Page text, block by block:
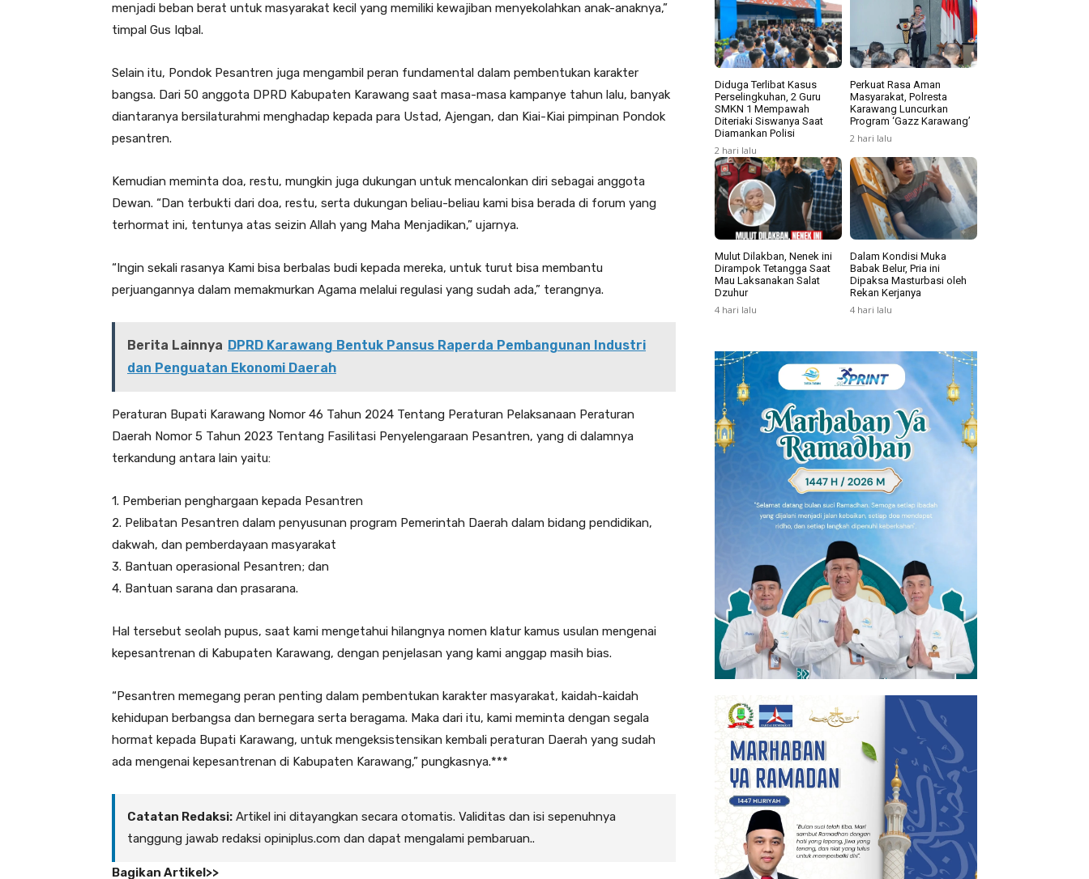
menjadi beban berat untuk masyarakat kecil yang memiliki kewajiban menyekolahkan anak-anaknya,”
timpal Gus Iqbal.
Selain itu, Pondok Pesantren juga mengambil peran fundamental dalam pembentukan karakter
bangsa. Dari 50 anggota DPRD Kabupaten Karawang saat masa-masa kampanye tahun lalu, banyak
diantaranya bersilaturahmi menghadap kepada para Ustad, Ajengan, dan Kiai-Kiai pimpinan Pondok
pesantren.
Kemudian meminta doa, restu, mungkin juga dukungan untuk mencalonkan diri sebagai anggota
Dewan. “Dan terbukti dari doa, restu, serta dukungan beliau-beliau kami bisa berada di forum yang
terhormat ini, tentunya atas seizin Allah yang Maha Menjadikan,” ujarnya.
“Ingin sekali rasanya Kami bisa berbalas budi kepada mereka, untuk turut bisa membantu
perjuangannya dalam memakmurkan Agama melalui regulasi yang sudah ada,” terangnya.
Berita Lainnya DPRD Karawang Bentuk Pansus Raperda Pembangunan Industri
dan Penguatan Ekonomi Daerah
Peraturan Bupati Karawang Nomor 46 Tahun 2024 Tentang Peraturan Pelaksanaan Peraturan
Daerah Nomor 5 Tahun 2023 Tentang Fasilitasi Penyelengaraan Pesantren, yang di dalamnya
terkandung antara lain yaitu:
1. Pemberian penghargaan kepada Pesantren
2. Pelibatan Pesantren dalam penyusunan program Pemerintah Daerah dalam bidang pendidikan,
dakwah, dan pemberdayaan masyarakat
3. Bantuan operasional Pesantren; dan
4. Bantuan sarana dan prasarana.
Hal tersebut seolah pupus, saat kami mengetahui hilangnya nomen klatur kamus usulan mengenai
kepesantrenan di Kabupaten Karawang, dengan penjelasan yang kami anggap masih bias.
“Pesantren memegang peran penting dalam pembentukan karakter masyarakat, kaidah-kaidah
kehidupan berbangsa dan bernegara serta beragama. Maka dari itu, kami meminta dengan segala
hormat kepada Bupati Karawang, untuk mengeksistensikan kembali peraturan Daerah yang sudah
ada mengenai kepesantrenan di Kabupaten Karawang,” pungkasnya.***
Catatan Redaksi: Artikel ini ditayangkan secara otomatis. Validitas dan isi sepenuhnya
tanggung jawab redaksi opiniplus.com dan dapat mengalami pembaruan..
Bagikan Artikel>>
Diduga Terlibat Kasus
Perselingkuhan, 2 Guru
SMKN 1 Mempawah
Diteriaki Siswanya Saat
Diamankan Polisi
2 hari lalu
Perkuat Rasa Aman
Masyarakat, Polresta
Karawang Luncurkan
Program ‘Gazz Karawang’
2 hari lalu
Mulut Dilakban, Nenek ini
Dirampok Tetangga Saat
Mau Laksanakan Salat
Dzuhur
4 hari lalu
Dalam Kondisi Muka
Babak Belur, Pria ini
Dipaksa Masturbasi oleh
Rekan Kerjanya
4 hari lalu